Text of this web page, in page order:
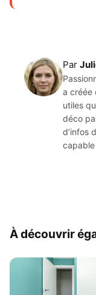
Par
a créée
utiles
déco
d’infos
À découvrir